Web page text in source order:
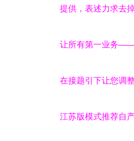
提供，表述力求去
让所有第一业务——
在接题引下让您调
江苏版模式推荐自